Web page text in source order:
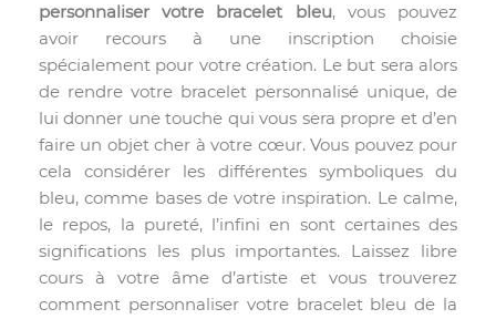
personnaliser votre bracelet bleu, vous pouvez
avoir recours à une inscription choisie
spécialement pour votre création. Le but sera alors
de rendre votre bracelet personnalisé unique, de
lui donner une touche qui vous sera propre et d’en
faire un objet cher à votre cœur. Vous pouvez pour
cela considérer les différentes symboliques du
bleu, comme bases de votre inspiration. Le calme,
le repos, la pureté, l’infini en sont certaines des
significations les plus importantes. Laissez libre
cours à votre âme d’artiste et vous trouverez
comment personnaliser votre bracelet bleu de la